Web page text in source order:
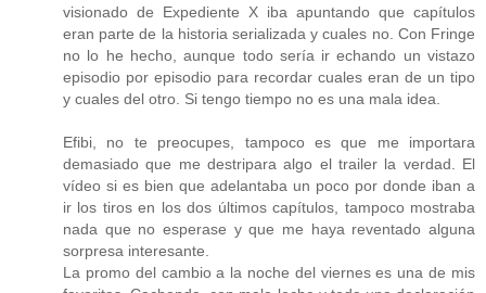
visionado de Expediente X iba apuntando que capítulos
eran parte de la historia serializada y cuales no. Con Fringe
no lo he hecho, aunque todo sería ir echando un vistazo
episodio por episodio para recordar cuales eran de un tipo
y cuales del otro. Si tengo tiempo no es una mala idea.
Efibi, no te preocupes, tampoco es que me importara
demasiado que me destripara algo el trailer la verdad. El
vídeo si es bien que adelantaba un poco por donde iban a
ir los tiros en los dos últimos capítulos, tampoco mostraba
nada que no esperase y que me haya reventado alguna
sorpresa interesante.
La promo del cambio a la noche del viernes es una de mis